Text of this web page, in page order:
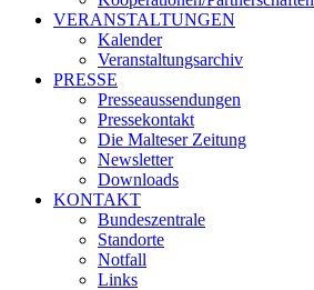
VERANSTALTUNGEN
Kalender
Veranstaltungsarchiv
PRESSE
Presseaussendungen
Pressekontakt
Die Malteser Zeitung
Newsletter
Downloads
KONTAKT
Bundeszentrale
Standorte
Notfall
Links